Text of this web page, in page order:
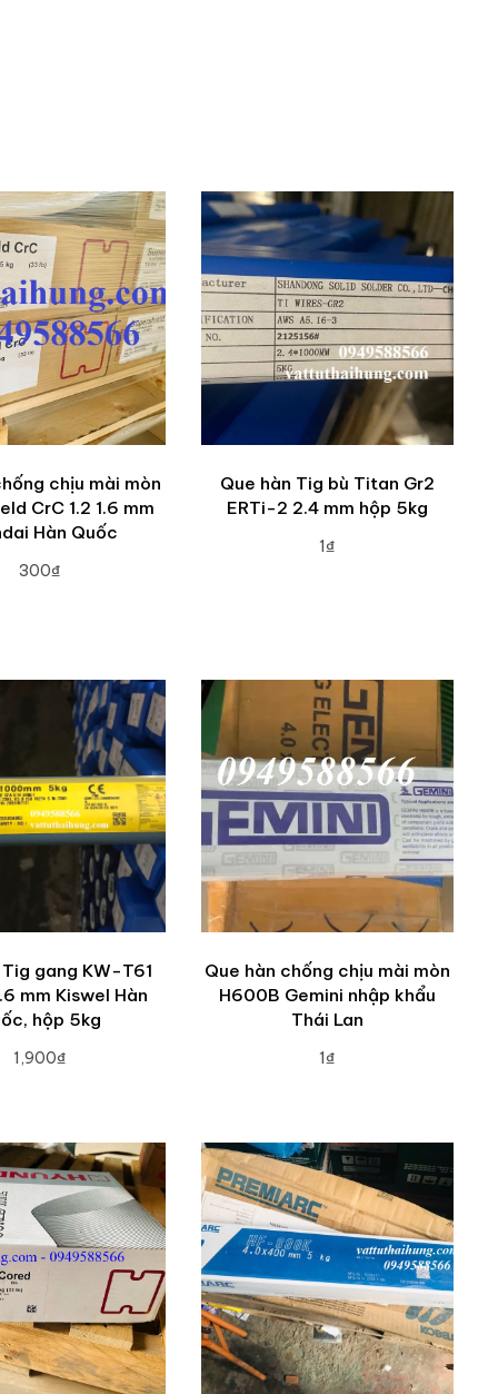
chịu mài mòn
CrC 1.2 1.6 mm
Hàn Quốc
300₫
Que hàn Tig bù Titan Gr2
ERTi-2 2.4 mm hộp 5kg
1₫
gang KW-T61
mm Kiswel Hàn
hộp 5kg
1,900₫
Que hàn chống chịu mài mòn
H600B Gemini nhập khẩu
Thái Lan
1₫